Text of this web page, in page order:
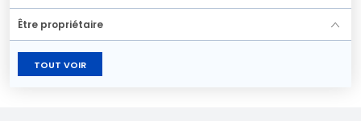
Être propriétaire
TOUT VOIR